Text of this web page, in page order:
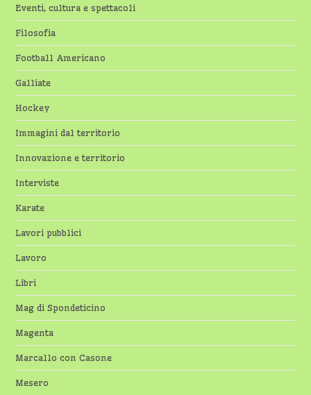
Eventi, cultura e spettacoli
Filosofia
Football Americano
Galliate
Hockey
Immagini dal territorio
Innovazione e territorio
Interviste
Karate
Lavori pubblici
Lavoro
Libri
Mag di Spondeticino
Magenta
Marcallo con Casone
Mesero